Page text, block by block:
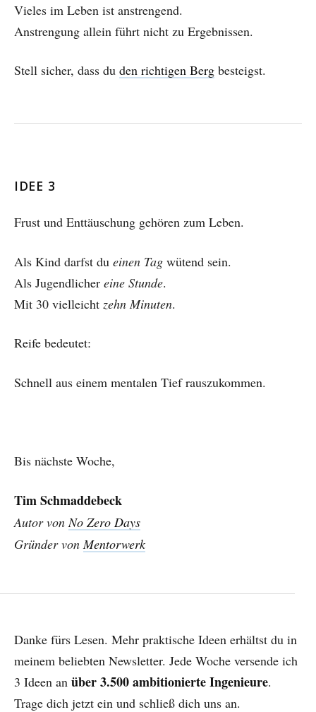
Vieles im Leben ist anstrengend.
Anstrengung allein führt nicht zu Ergebnissen.
Stell sicher, dass du den richtigen Berg besteigst.
IDEE 3
Frust und Enttäuschung gehören zum Leben.
Als Kind darfst du einen Tag wütend sein.
Als Jugendlicher eine Stunde.
Mit 30 vielleicht zehn Minuten.
Reife bedeutet:
Schnell aus einem mentalen Tief rauszukommen.
Bis nächste Woche,
Tim Schmaddebeck
Autor von No Zero Days
Gründer von Mentorwerk
Danke fürs Lesen. Mehr praktische Ideen erhältst du in
meinem beliebten Newsletter. Jede Woche versende ich
3 Ideen an über 3.500 ambitionierte Ingenieure.
Trage dich jetzt ein und schließ dich uns an.